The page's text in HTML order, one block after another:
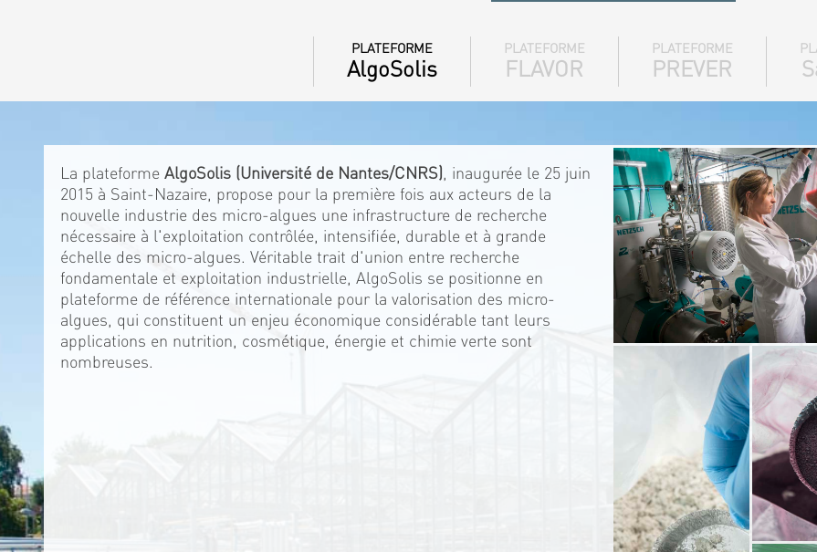
PLATEFORME
AlgoSolis
PLATEFORME
FLAVOR
PLATEFORME
PREVER
La plateforme AlgoSolis (Université de Nantes/CNRS) , inaugurée le 25 juin
2015 à Saint-Nazaire, propose pour la première fois aux acteurs de la
nouvelle industrie des micro-algues une infrastructure de recherche
nécessaire à l'exploitation contrôlée, intensifiée, durable et à grande
échelle des micro-algues. Véritable trait d'union entre recherche
fondamentale et exploitation industrielle, AlgoSolis se positionne en
plateforme de référence internationale pour la valorisation des micro-
algues, qui constituent un enjeu économique considérable tant leurs
applications en nutrition, cosmétique, énergie et chimie verte sont
nombreuses.